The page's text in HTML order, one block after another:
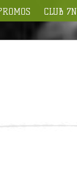
CLUB 7N